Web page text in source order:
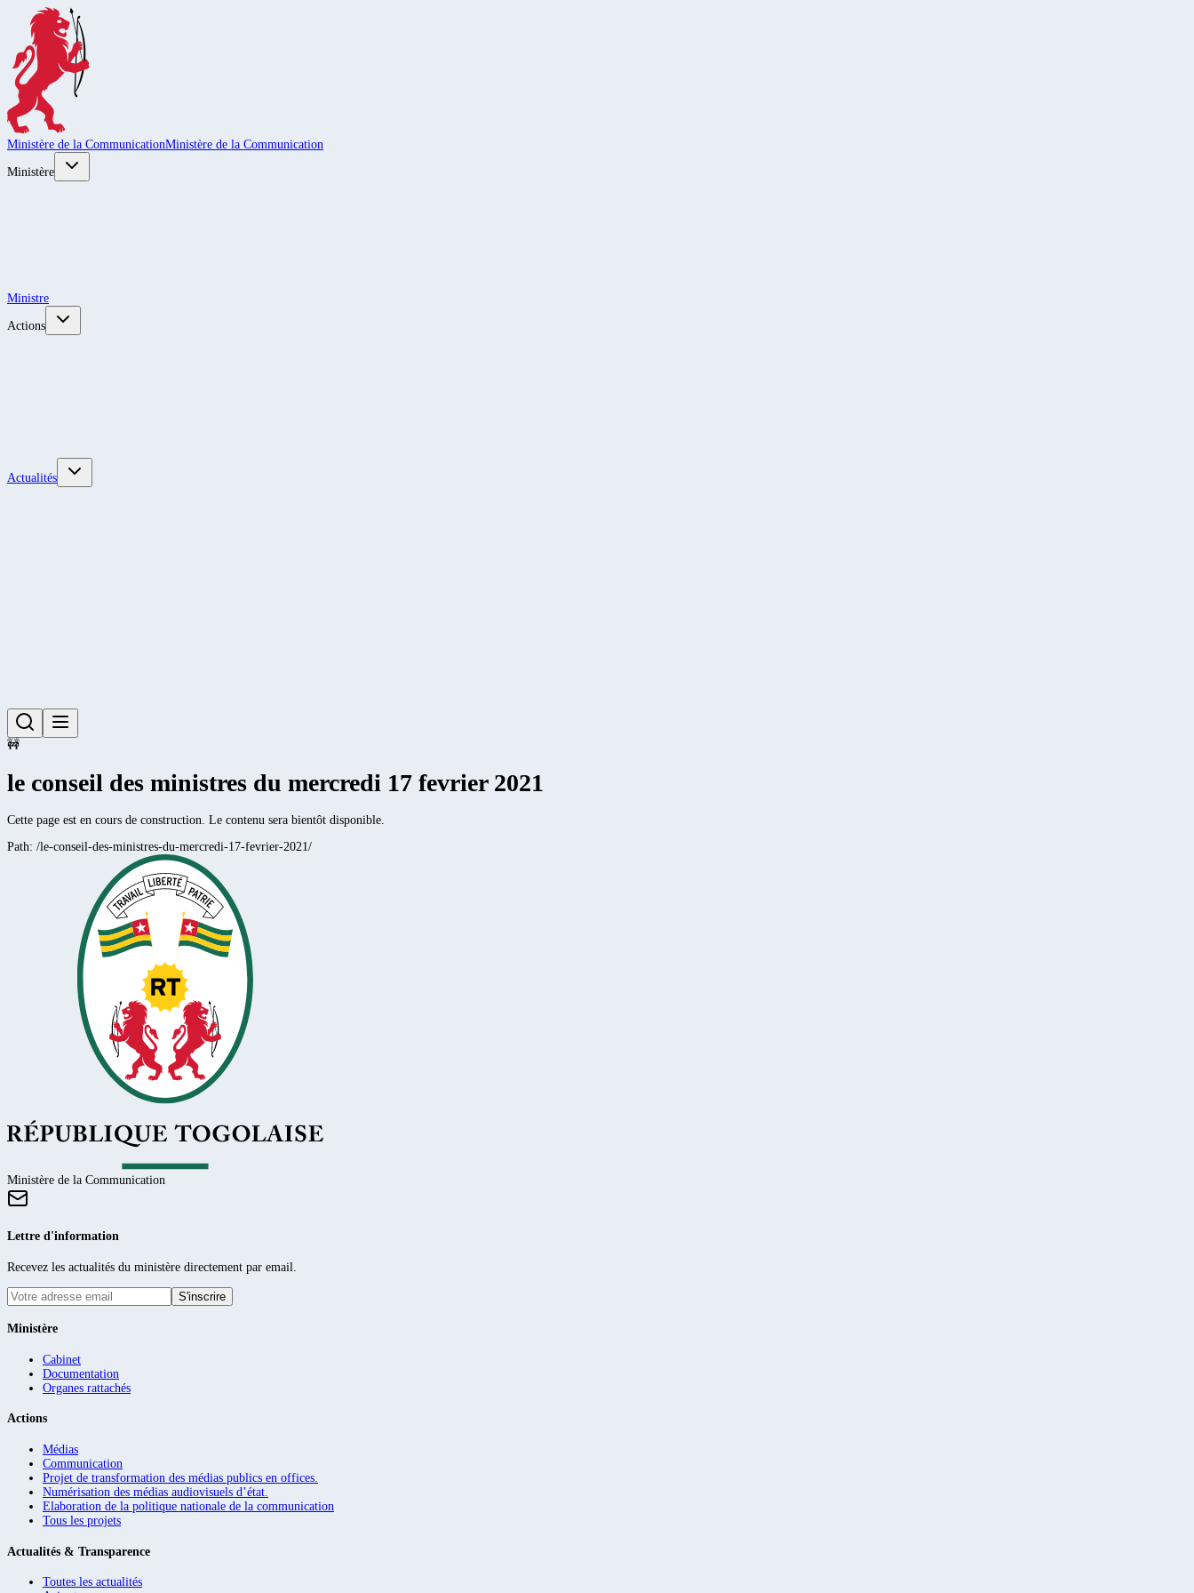
Ministère de la CommunicationMinistère de la Communication
Ministère
Ministre
Actions
Actualités
🚧
le conseil des ministres du mercredi 17 fevrier 2021
Cette page est en cours de construction. Le contenu sera bientôt disponible.
Path: /le-conseil-des-ministres-du-mercredi-17-fevrier-2021/
Ministère de la Communication
Lettre d'information
Recevez les actualités du ministère directement par email.
S'inscrire
Ministère
Cabinet
Documentation
Organes rattachés
Actions
Médias
Communication
Projet de transformation des médias publics en offices.
Numérisation des médias audiovisuels d’état.
Elaboration de la politique nationale de la communication
Tous les projets
Actualités & Transparence
Toutes les actualités